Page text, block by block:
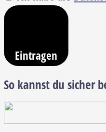
Eintragen
So kannst du sicher